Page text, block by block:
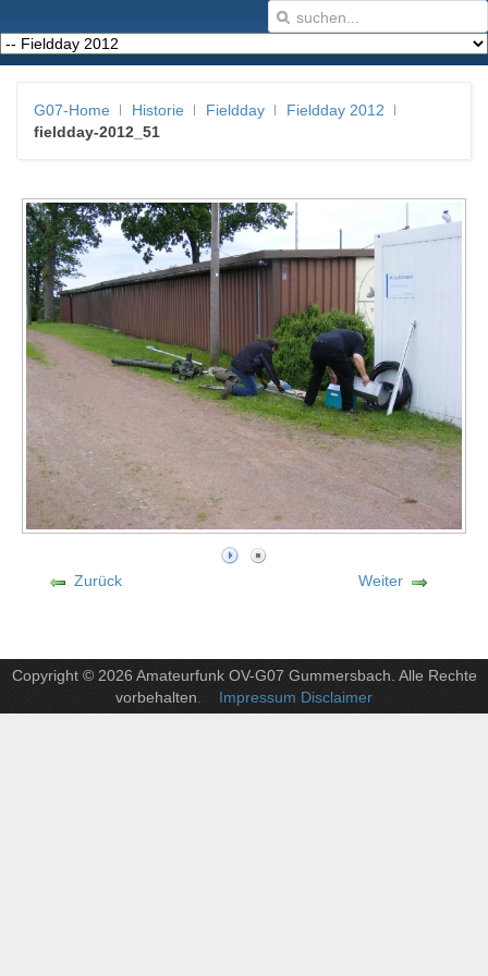
G07-Home Historie Fieldday
Fieldday 2012
fieldday-2012_51
Zurück Weiter
Copyright © 2026 Amateurfunk OV-G07 Gummersbach. Alle Rechte
vorbehalten . Impressum Disclaimer